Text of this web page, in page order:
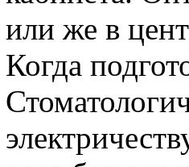
или же в
Когда